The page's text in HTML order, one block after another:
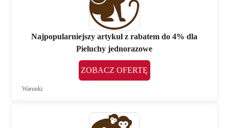
Najpopularniejszy artykuł z rabatem do 4% dla
Pieluchy jednorazowe
ZOBACZ OFERTĘ
Warunki